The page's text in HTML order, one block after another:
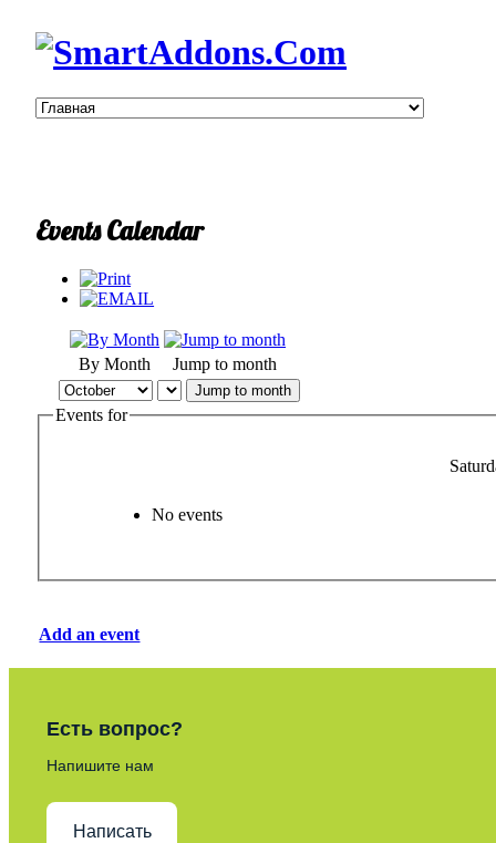
Events Calendar
By Month Jump to month
Jump to month
Events for
No events
Add an event
Есть вопрос?
Напишите нам
Написать